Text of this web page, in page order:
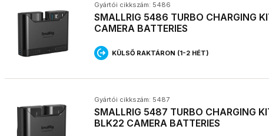
Gyártói cikkszám: 5486
SMALLRIG 5486 TURBO CHARGING
CAMERA BATTERIES
KÜLSŐ RAKTÁRON (1-2 HÉT)
Gyártói cikkszám: 5487
SMALLRIG 5487 TURBO CHARGING
BLK22 CAMERA BATTERIES